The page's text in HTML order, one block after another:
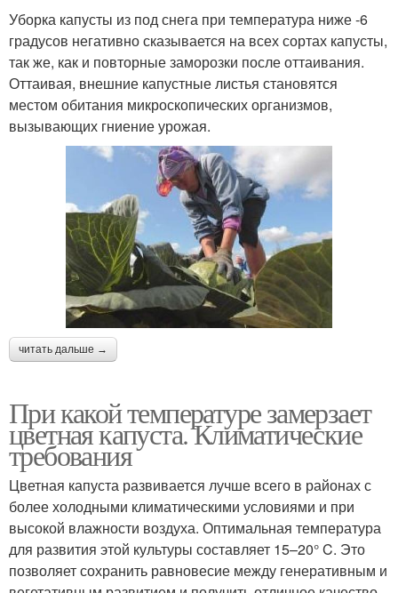
Уборка капусты из под снега при температура ниже -6
градусов негативно сказывается на всех сортах капусты,
так же, как и повторные заморозки после оттаивания.
Оттаивая, внешние капустные листья становятся
местом обитания микроскопических организмов,
вызывающих гниение урожая.
читать дальше →
При какой температуре замерзает
цветная капуста. Климатические
требования
Цветная капуста развивается лучше всего в районах с
более холодными климатическими условиями и при
высокой влажности воздуха. Оптимальная температура
для развития этой культуры составляет 15–20° C. Это
позволяет сохранить равновесие между генеративным и